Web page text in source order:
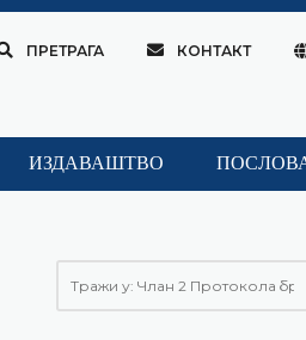
ПРЕТРАГА КОНТАКТ
ИЗДАВАШТВО